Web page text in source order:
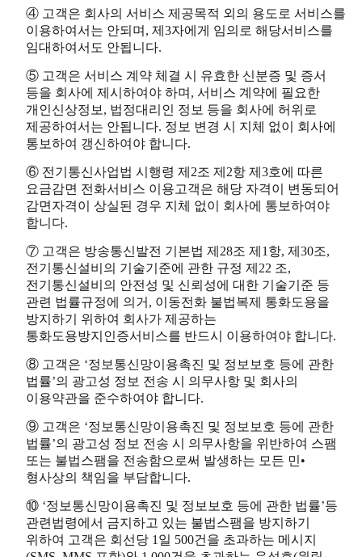
④ 고객은 회사의 서비스 제공목적 외의 용도로 서비스를
이용하여서는 안되며, 제3자에게 임의로 해당서비스를
임대하여서도 안됩니다.
⑤ 고객은 서비스 계약 체결 시 유효한 신분증 및 증서
등을 회사에 제시하여야 하며, 서비스 계약에 필요한
개인신상정보, 법정대리인 정보 등을 회사에 허위로
제공하여서는 안됩니다. 정보 변경 시 지체 없이 회사에
통보하여 갱신하여야 합니다.
⑥ 전기통신사업법 시행령 제2조 제2항 제3호에 따른
요금감면 전화서비스 이용고객은 해당 자격이 변동되어
감면자격이 상실된 경우 지체 없이 회사에 통보하여야
합니다.
⑦ 고객은 방송통신발전 기본법 제28조 제1항, 제30조,
전기통신설비의 기술기준에 관한 규정 제22 조,
전기통신설비의 안전성 및 신뢰성에 대한 기술기준 등
관련 법률규정에 의거, 이동전화 불법복제 통화도용을
방지하기 위하여 회사가 제공하는
통화도용방지인증서비스를 반드시 이용하여야 합니다.
⑧ 고객은 ‘정보통신망이용촉진 및 정보보호 등에 관한
법률’의 광고성 정보 전송 시 의무사항 및 회사의
이용약관을 준수하여야 합니다.
⑨ 고객은 ‘정보통신망이용촉진 및 정보보호 등에 관한
법률’의 광고성 정보 전송 시 의무사항을 위반하여 스팸
또는 불법스팸을 전송함으로써 발생하는 모든 민•
형사상의 책임을 부담합니다.
⑩ ‘정보통신망이용촉진 및 정보보호 등에 관한 법률’등
관련법령에서 금지하고 있는 불법스팸을 방지하기
위하여 고객은 회선당 1일 500건을 초과하는 메시지